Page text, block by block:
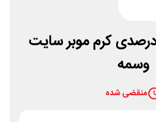
تخفیف 15 درصدی کرم موبر سایت
وسمه
منقضی شده